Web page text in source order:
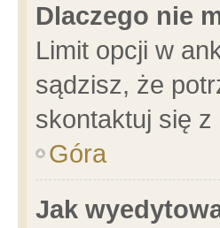
Dlaczego nie
Limit opcji w
sądzisz, że
skontaktuj się
Góra
Jak